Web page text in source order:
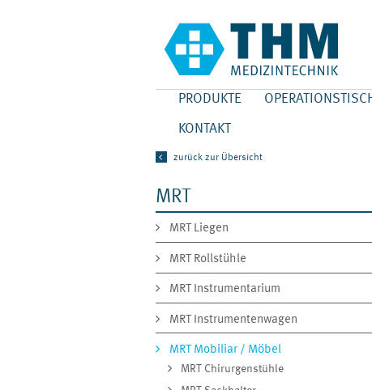
PRODUKTE
KONTAKT
zurück zur Übersicht
MRT
MRT Liegen
MRT Rollstühle
MRT Instrumentarium
MRT Instrumentenwagen
MRT Mobiliar / Möbel
MRT Chirurgenstühle